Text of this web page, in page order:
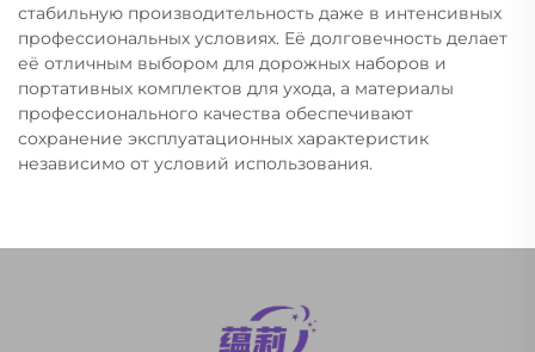
стабильную производительность даже в интенсивных
профессиональных условиях. Её долговечность делает
её отличным выбором для дорожных наборов и
портативных комплектов для ухода, а материалы
профессионального качества обеспечивают
сохранение эксплуатационных характеристик
независимо от условий использования.